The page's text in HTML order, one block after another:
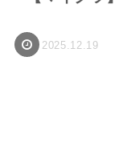
2025.12.19